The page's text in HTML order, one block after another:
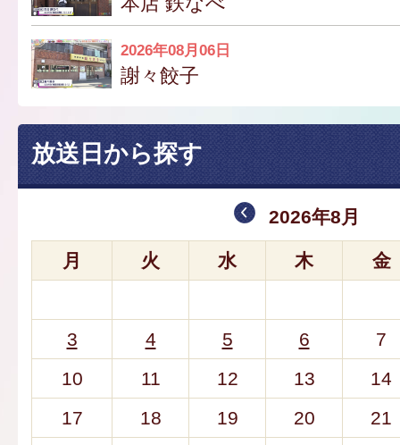
2026年08月06日
謝々餃子
放送日から探す
2026年8月
月 火 水 木 金
3 4 5 6
7
10
11 12 13
14
17
18 19 20
21